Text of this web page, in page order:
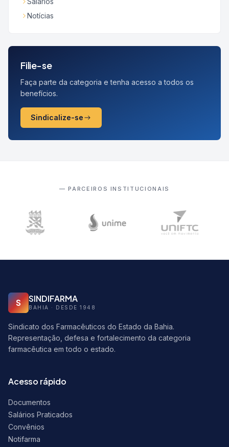
Notícias
Filie-se
Faça parte da categoria e tenha acesso a todos os
benefícios.
Sindicalize-se
— PARCEIROS INSTITUCIONAIS
S SINDIFARMA
BAHIA · DESDE 1948
Sindicato dos Farmacêuticos do Estado da Bahia.
Representação, defesa e fortalecimento da categoria
farmacêutica em todo o estado.
Acesso rápido
Documentos
Salários Praticados
Convênios
Notifarma